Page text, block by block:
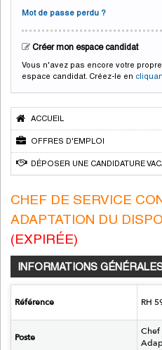
Mot de passe perdu ?
Créer mon espace candidat
Vous n'avez pas encore votre propre
espace candidat. Créez-le en
ACCUEIL
OFFRES D'EMPLOI
DÉPOSER UNE CANDIDATURE
CHEF DE SERVICE
ADAPTATION DU
(EXPIRÉE)
INFORMATIONS
Référence RH
Poste
Chef